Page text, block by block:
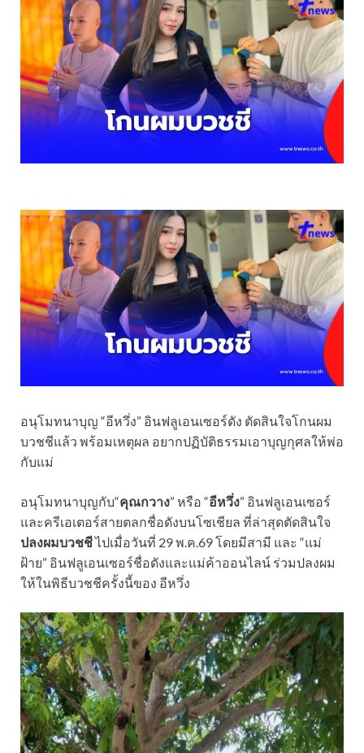
อนุโมทนาบุญ “อีหวึ่ง” อินฟลูเอนเซอร์ดัง ตัดสินใจโกนผม
บวชชีแล้ว พร้อมเหตุผล อยากปฏิบัติธรรมเอาบุญกุศลให้พ่อ
กับแม่
อนุโมทนาบุญกับ“คุณกวาง” หรือ “อีหวึ่ง” อินฟลูเอนเซอร์
และครีเอเตอร์สายตลกชื่อดังบนโซเชียล ที่ล่าสุดตัดสินใจ
ปลงผมบวชชีไปเมื่อวันที่ 29 พ.ค.69 โดยมีสามี และ “แม่
ฝ้าย” อินฟลูเอนเซอร์ชื่อดังและแม่ค้าออนไลน์ ร่วมปลงผม
ให้ในพิธีบวชชีครั้งนี้ของ อีหวึ่ง